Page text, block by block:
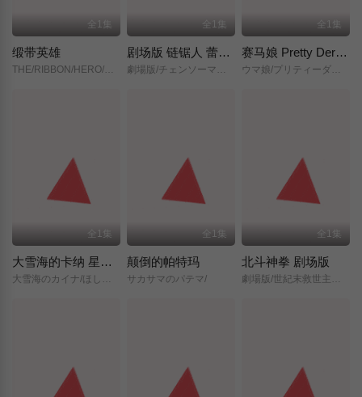
全1集
缎带英雄
全1集
剧场版 链锯人 蕾塞篇(正式版)
全1集
赛马娘 Pretty Derby 新时代之门
全1集
大雪海的卡纳 星之贤者
大雪海のカイナ/ほしのけんじゃ/
全1集
颠倒的帕特玛
サカサマのパテマ/
全1集
北斗神拳 剧场版
劇場版/世紀末救世主伝説/北斗の拳/